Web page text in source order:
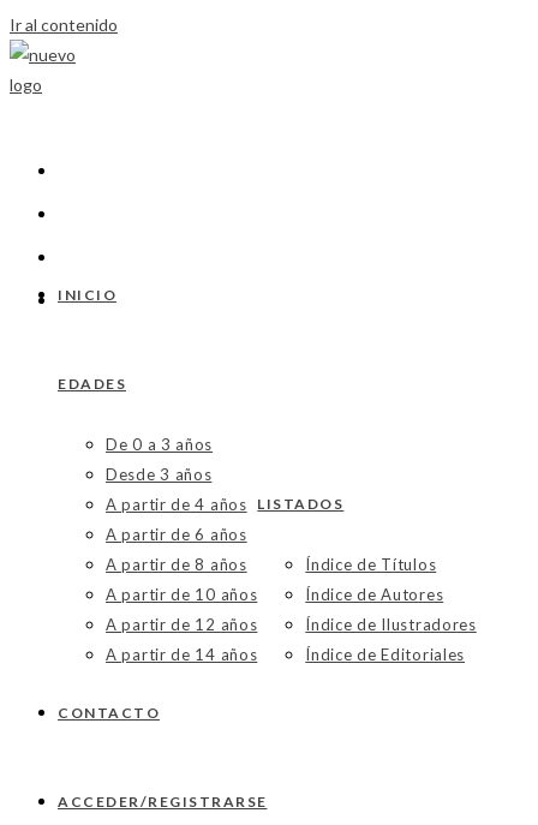
Ir al contenido
INICIO
EDADES
De 0 a 3 años
Desde 3 años
A partir de 4 años
A partir de 6 años
A partir de 8 años
A partir de 10 años
A partir de 12 años
A partir de 14 años
LISTADOS
Índice de Títulos
Índice de Autores
Índice de Ilustradores
Índice de Editoriales
CONTACTO
ACCEDER/REGISTRARSE